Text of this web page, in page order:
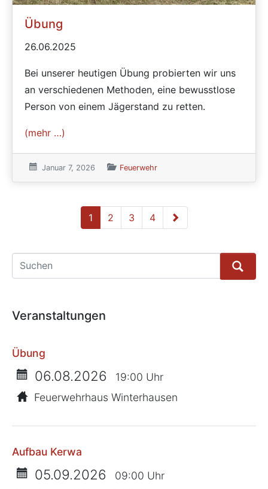
Übung
26.06.2025
Bei unserer heutigen Übung probierten wir uns
an verschiedenen Methoden, eine bewusstlose
Person von einem Jägerstand zu retten.
(mehr …)
Veröffentlicht am:
Januar 7, 2026 Veröffentlicht in den Kategorien
Feuerwehr
1 2 3 4 Ältere Beiträge
Suche
Veranstaltungen
Übung
06.08.2026
19:00 Uhr
Feuerwehrhaus Winterhausen
Aufbau Kerwa
05.09.2026
09:00 Uhr